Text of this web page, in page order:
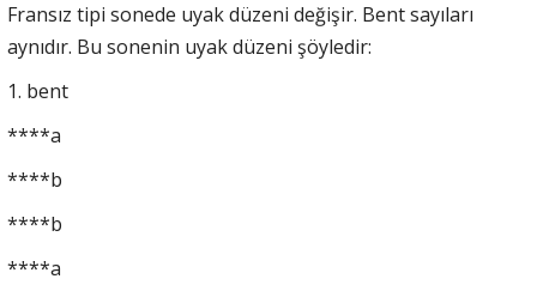
Fransız tipi sonede uyak düzeni değişir. Bent sayıları
aynıdır. Bu sonenin uyak düzeni şöyledir:
1. bent
****a
****b
****b
****a